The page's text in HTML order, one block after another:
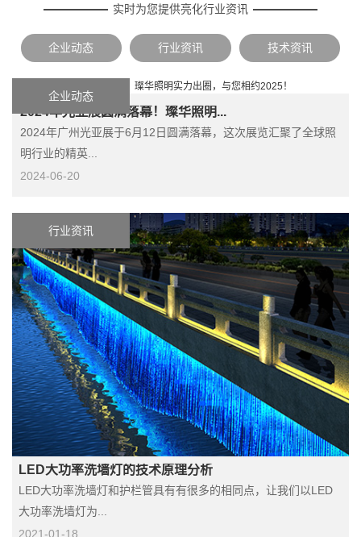
实时为您提供亮化行业资讯
企业动态 行业资讯 技术资讯
企业动态
2024年光亚展圆满落幕！璨华照明...
2024年广州光亚展于6月12日圆满落幕，这次展览汇聚了全球照
明行业的精英...
2024-06-20
行业资讯
LED大功率洗墙灯的技术原理分析
LED大功率洗墙灯和护栏管具有有很多的相同点，让我们以LED
大功率洗墙灯为...
2021-01-18